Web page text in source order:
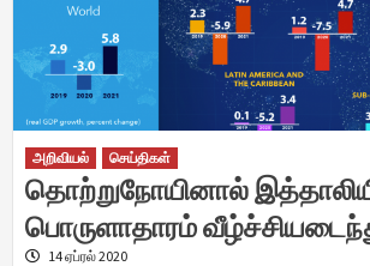
அறிவியல் செய்திகள்
தொற்றுநோயினால்
பொருளாதாரம்
14 ஏப்ரல் 2020